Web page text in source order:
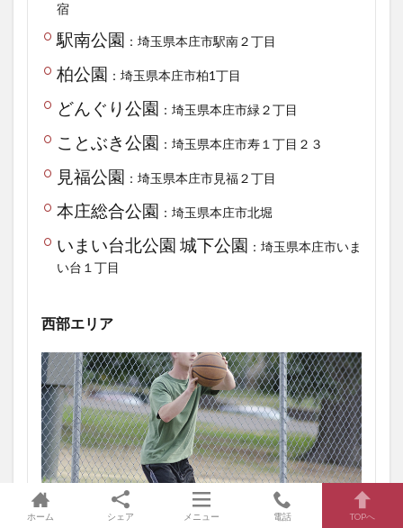
宿
駅南公園 ：埼玉県本庄市駅南２丁目
柏公園 ：埼玉県本庄市柏1丁目
どんぐり公園 ：埼玉県本庄市緑２丁目
ことぶき公園 ：埼玉県本庄市寿１丁目２３
見福公園 ：埼玉県本庄市見福２丁目
本庄総合公園 ：埼玉県本庄市北堀
いまい台北公園 城下公園 ：埼玉県本庄市いま
い台１丁目
西部エリア
ホーム シェア メニュー 電話 TOPへ